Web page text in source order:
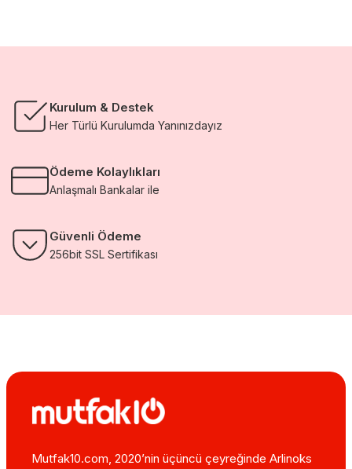
Kurulum & Destek
Her Türlü Kurulumda Yanınızdayız
Ödeme Kolaylıkları
Anlaşmalı Bankalar ile
Güvenli Ödeme
256bit SSL Sertifikası
Mutfak10.com, 2020’nin üçüncü çeyreğinde Arlinoks